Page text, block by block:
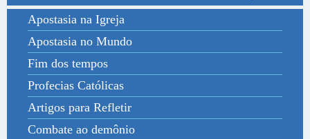
Apostasia na Igreja
Apostasia no Mundo
Fim dos tempos
Profecias Católicas
Artigos para Refletir
Combate ao demônio